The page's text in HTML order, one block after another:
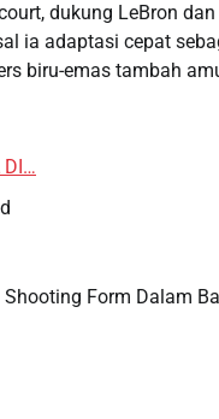
dukung LeBron
ia adaptasi cepat
biru-emas tambah
DI…
Form Dalam